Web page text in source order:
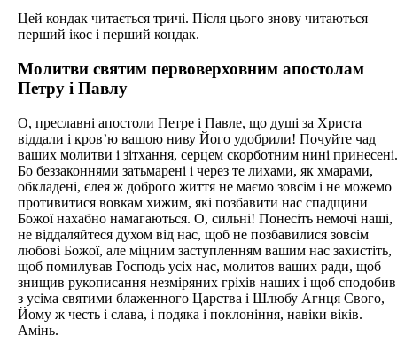
Цей кондак читається тричі. Після цього знову читаються
перший ікос і перший кондак.
Молитви святим первоверховним апостолам
Петру і Павлу
О, преславні апостоли Петре і Павле, що душі за Христа
віддали і кров’ю вашою ниву Його удобрили! Почуйте чад
ваших молитви і зітхання, серцем скорботним нині принесені.
Бо беззаконнями затьмарені і через те лихами, як хмарами,
обкладені, єлея ж доброго життя не маємо зовсім і не можемо
противитися вовкам хижим, які позбавити нас спадщини
Божої нахабно намагаються. О, сильні! Понесіть немочі наші,
не віддаляйтеся духом від нас, щоб не позбавилися зовсім
любові Божої, але міцним заступленням вашим нас захистіть,
щоб помилував Господь усіх нас, молитов ваших ради, щоб
знищив рукописання незміряних гріхів наших і щоб сподобив
з усіма святими блаженного Царства і Шлюбу Агнця Свого,
Йому ж честь і слава, і подяка і поклоніння, навіки віків.
Амінь.